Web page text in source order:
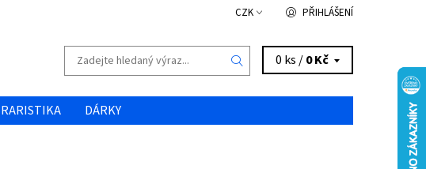
CZK PŘIHLÁŠENÍ
0 ks /0 Kč
DÁRKY